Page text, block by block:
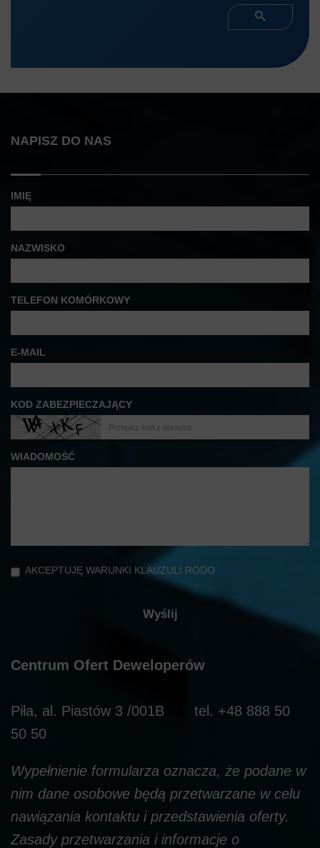
NAPISZ DO NAS
IMIĘ
NAZWISKO
TELEFON KOMÓRKOWY
E-MAIL
KOD ZABEZPIECZAJĄCY
WIADOMOŚĆ
AKCEPTUJĘ WARUNKI KLAUZULI RODO
Centrum Ofert Deweloperów
Piła, al. Piastów 3 /001B tel. +48 888 50
50 50
Wypełnienie formularza oznacza, że podane w
nim dane osobowe będą przetwarzane w celu
nawiązania kontaktu i przedstawienia oferty.
Zasady przetwarzania i informacje o